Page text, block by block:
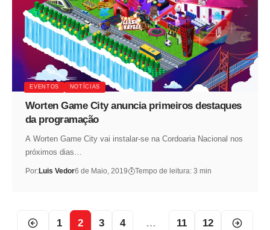
EVENTOS NOTÍCIAS
Worten Game City anuncia primeiros destaques
da programação
A Worten Game City vai instalar-se na Cordoaria Nacional nos
próximos dias…
Por:Luis Vedor6 de Maio, 2019 Tempo de leitura: 3 min
1 2 3 4 … 11 12